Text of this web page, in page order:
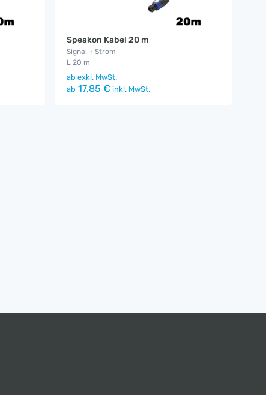
Speakon Kabel 20 m
Signal + Strom
L 20 m
ab exkl. MwSt.
ab 17,85 € inkl. MwSt.